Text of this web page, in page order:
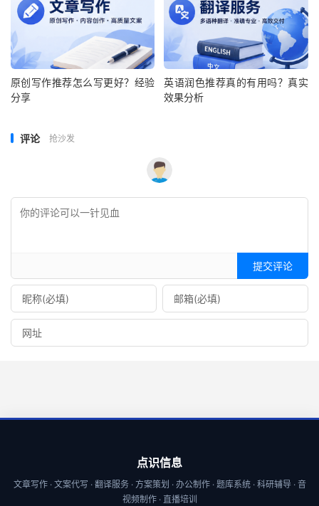
原创写作推荐怎么写更好？经验
分享
英语润色推荐真的有用吗？真实
效果分析
评论 抢沙发
提交评论
点识信息
文章写作 · 文案代写 · 翻译服务 · 方案策划 · 办公制作 · 题库系统 · 科研辅导 · 音
视频制作 · 直播培训